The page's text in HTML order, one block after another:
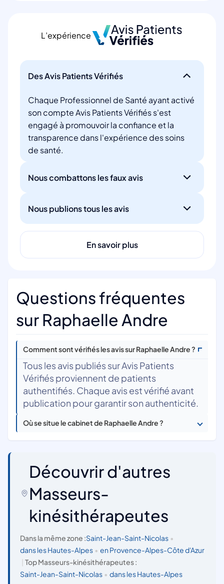
L’expérience
Des Avis Patients Vérifiés
Chaque Professionnel de Santé ayant activé
son compte Avis Patients Vérifiés s'est
engagé à promouvoir la confiance et la
transparence dans l'expérience des soins
de santé.
Nous combattons les faux avis
Nous publions tous les avis
En savoir plus
Questions fréquentes
sur Raphaelle Andre
Comment sont vérifiés les avis sur Raphaelle Andre ?
Tous les avis publiés sur Avis Patients
Vérifiés proviennent de patients
authentifiés. Chaque avis est vérifié avant
publication pour garantir son authenticité.
Où se situe le cabinet de Raphaelle Andre ?
Découvrir d'autres
Masseurs-
kinésithérapeutes
Dans la même zone :Saint-Jean-Saint-Nicolas •
dans les Hautes-Alpes • en Provence-Alpes-Côte d'Azur
Top Masseurs-kinésithérapeutes :
Saint-Jean-Saint-Nicolas • dans les Hautes-Alpes